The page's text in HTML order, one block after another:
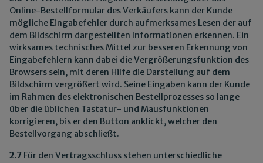
Online-Bestellformular des Verkäufers kann der Kunde
mögliche Eingabefehler durch aufmerksames Lesen der auf
dem Bildschirm dargestellten Informationen erkennen. Ein
wirksames technisches Mittel zur besseren Erkennung von
Eingabefehlern kann dabei die Vergrößerungsfunktion des
Browsers sein, mit deren Hilfe die Darstellung auf dem
Bildschirm vergrößert wird. Seine Eingaben kann der Kunde
im Rahmen des elektronischen Bestellprozesses so lange
über die üblichen Tastatur- und Mausfunktionen
korrigieren, bis er den Button anklickt, welcher den
Bestellvorgang abschließt.
2.7 Für den Vertragsschluss stehen unterschiedliche